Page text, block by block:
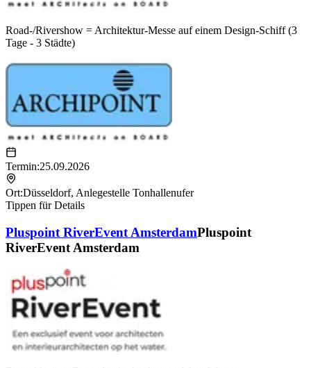
Road-/Rivershow = Architektur-Messe auf einem Design-Schiff (3
Tage - 3 Städte)
Termin:25.09.2026
Ort:Düsseldorf, Anlegestelle Tonhallenufer
Tippen für Details
Pluspoint RiverEvent AmsterdamPluspoint
RiverEvent Amsterdam